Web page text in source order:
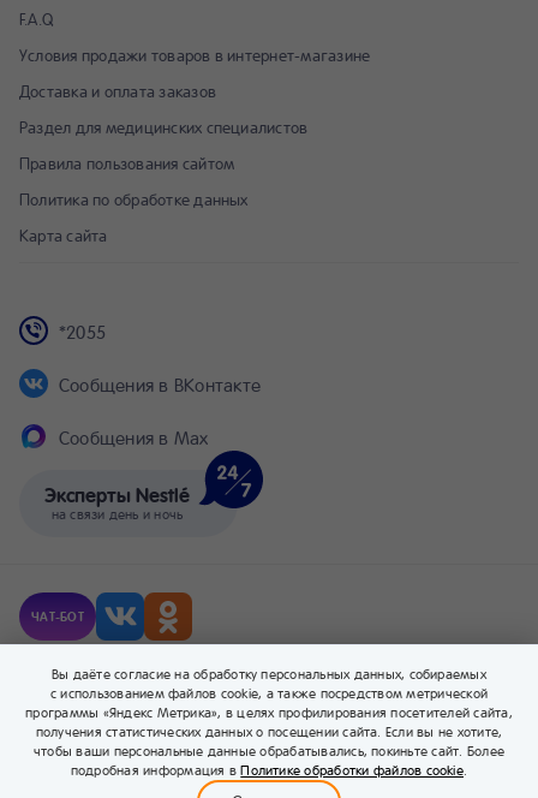
Бейбимания Каталог
0
NESTLÉ®
Молочная овсяная каша с
грушей и бананом
160 ₽ 200 г В корзину
F.A.Q
Условия продажи товаров в интернет-магазине
Доставка и оплата заказов
Раздел для медицинских специалистов
Правила пользования сайтом
Политика по обработке данных
Карта сайта
Эксперты Nestlé
на связи день и ночь
*2055
Сообщения в ВКонтакте
Сообщения в Max
ЧАТ-БОТ
© Компания Nestlé, 2026 г. Все права защищены.
® Владелец товарных знаков: Société des Produits Nestlé S.A. (Швейцария).
Вы даёте согласие на обработку персональных данных, собираемых
с использованием файлов cookie, а также посредством метрической
программы «Яндекс Метрика», в целях профилирования посетителей сайта,
получения статистических данных о посещении сайта. Если вы не хотите,
чтобы ваши персональные данные обрабатывались, покиньте сайт. Более
подробная информация вПолитике обработки файлов cookie.